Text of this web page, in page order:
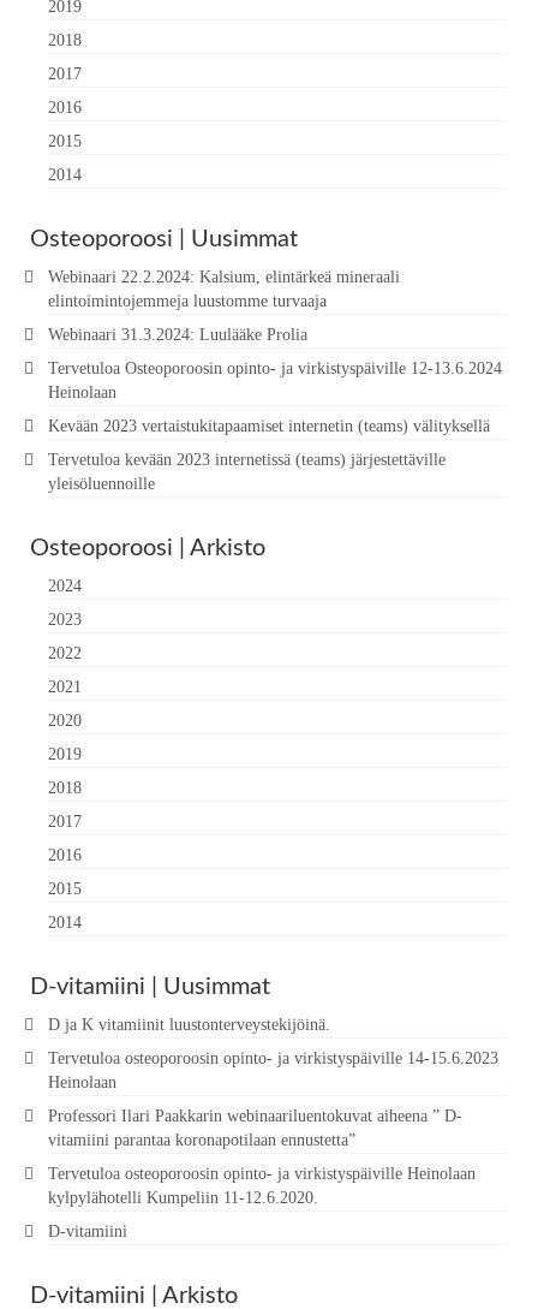
2019
2018
2017
2016
2015
2014
Osteoporoosi | Uusimmat
Webinaari 22.2.2024: Kalsium, elintärkeä mineraali
elintoimintojemmeja luustomme turvaaja
Webinaari 31.3.2024: Luulääke Prolia
Tervetuloa Osteoporoosin opinto- ja virkistyspäiville 12-13.6.2024
Heinolaan
Kevään 2023 vertaistukitapaamiset internetin (teams) välityksellä
Tervetuloa kevään 2023 internetissä (teams) järjestettäville
yleisöluennoille
Osteoporoosi | Arkisto
2024
2023
2022
2021
2020
2019
2018
2017
2016
2015
2014
D-vitamiini | Uusimmat
D ja K vitamiinit luustonterveystekijöinä.
Tervetuloa osteoporoosin opinto- ja virkistyspäiville 14-15.6.2023
Heinolaan
Professori Ilari Paakkarin webinaariluentokuvat aiheena ” D-
vitamiini parantaa koronapotilaan ennustetta”
Tervetuloa osteoporoosin opinto- ja virkistyspäiville Heinolaan
kylpylähotelli Kumpeliin 11-12.6.2020.
D-vitamiini
D-vitamiini | Arkisto